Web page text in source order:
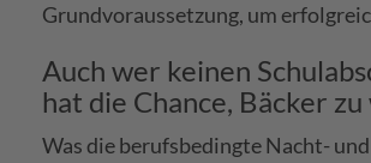
Grundvoraussetzung, um
Auch wer keinen
hat die Chance, Bäcker
Was die berufsbedingte Nacht- und